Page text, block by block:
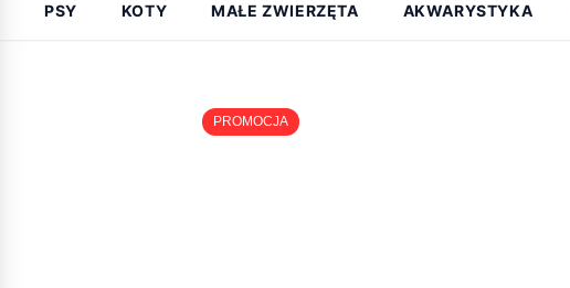
PSY KOTY MAŁE ZWIERZĘTA AKWARYSTYKA
PROMOCJA